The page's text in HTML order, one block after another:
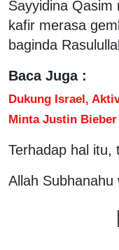
Sayyidina Qasim
kafir merasa
baginda
Baca Juga :
Dukung Israel,
Minta Justin Bieber
Terhadap hal itu,
Allah Subhanahu